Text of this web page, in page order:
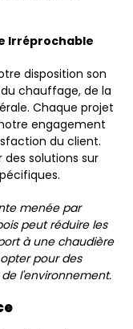
Irréprochable
disposition son
chauffage, de la
Chaque projet
engagement
du client.
solutions sur
menée par
peut réduire les
à une chaudière
pour des
l'environnement.